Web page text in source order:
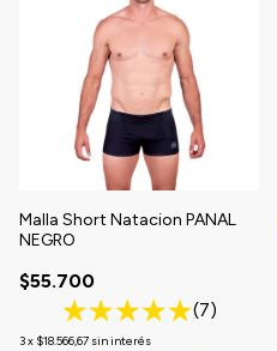
Malla Short Natacion PANAL
NEGRO
$55.700
(7)
3x $18.566,67 sin interés